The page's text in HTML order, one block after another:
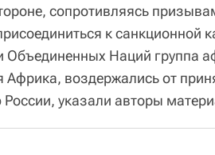
сопротивляясь
к санкционной
Объединенных Наций группа
воздержались от
указали авторы